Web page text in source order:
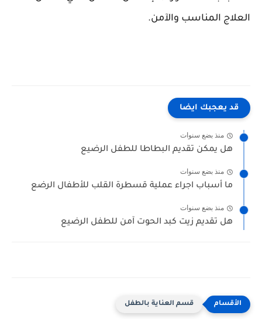
العلاج المناسب والآمن.
قد يعجبك ايضا
منذ بضع سنوات
هل يمكن تقديم البطاطا للطفل الرضيع
منذ بضع سنوات
ما أسباب اجراء عملية قسطرة القلب للأطفال الرضع
منذ بضع سنوات
هل تقديم زيت كبد الحوت آمن للطفل الرضيع
قسم العناية بالطفل